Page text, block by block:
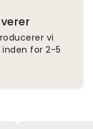
vi
for 2-5